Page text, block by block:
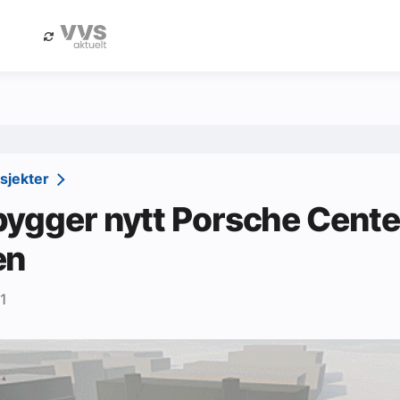
Annonsere i Byggfakta Nyheter
nytt Porsche